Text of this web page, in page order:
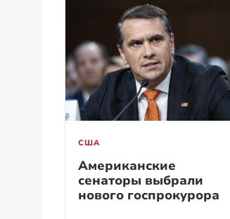
США
Американские
сенаторы выбрали
нового госпрокурора